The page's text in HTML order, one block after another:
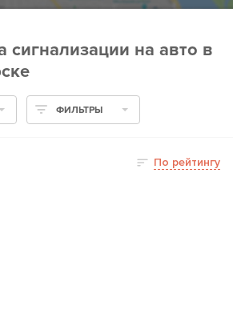
сигнализации на авто в
ФИЛЬТРЫ
По рейтингу